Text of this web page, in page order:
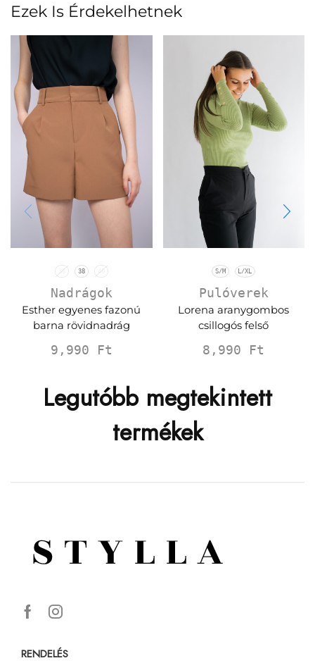
Ezek Is Érdekelhetnek
36 38 40
Nadrágok
Esther egyenes fazonú
barna rövidnadrág
9,990 Ft
S/M L/XL
Pulóverek
Lorena aranygombos
csillogós felső
8,990 Ft
Legutóbb megtekintett
termékek
RENDELÉS